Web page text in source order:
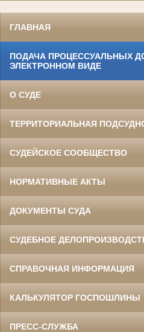
ГЛАВНАЯ
ПОДАЧА ПРОЦЕССУАЛЬНЫХ
ЭЛЕКТРОННОМ ВИДЕ
О СУДЕ
ТЕРРИТОРИАЛЬНАЯ
СУДЕЙСКОЕ СООБЩЕСТВО
НОРМАТИВНЫЕ АКТЫ
ДОКУМЕНТЫ СУДА
СУДЕБНОЕ
СПРАВОЧНАЯ ИНФОРМАЦИЯ
КАЛЬКУЛЯТОР ГОСПОШЛИНЫ
ПРЕСС-СЛУЖБА